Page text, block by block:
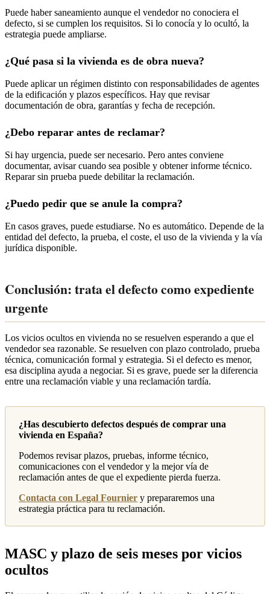
Puede haber saneamiento aunque el vendedor no conociera el
defecto, si se cumplen los requisitos. Si lo conocía y lo ocultó, la
estrategia puede ampliarse.
¿Qué pasa si la vivienda es de obra nueva?
Puede aplicar un régimen distinto con responsabilidades de agentes
de la edificación y plazos específicos. Hay que revisar
documentación de obra, garantías y fecha de recepción.
¿Debo reparar antes de reclamar?
Si hay urgencia, puede ser necesario. Pero antes conviene
documentar, avisar cuando sea posible y obtener informe técnico.
Reparar sin prueba puede debilitar la reclamación.
¿Puedo pedir que se anule la compra?
En casos graves, puede estudiarse. No es automático. Depende de la
entidad del defecto, la prueba, el coste, el uso de la vivienda y la vía
jurídica disponible.
Conclusión: trata el defecto como expediente
urgente
Los vicios ocultos en vivienda no se resuelven esperando a que el
vendedor sea razonable. Se resuelven con plazo controlado, prueba
técnica, comunicación formal y estrategia. Si el defecto es menor,
esa disciplina ayuda a negociar. Si es grave, puede ser la diferencia
entre una reclamación viable y una reclamación tardía.
¿Has descubierto defectos después de comprar una
vivienda en España?
Podemos revisar plazos, pruebas, informe técnico,
comunicaciones con el vendedor y la mejor vía de
reclamación antes de que el expediente pierda fuerza.
Contacta con Legal Fournier y prepararemos una
estrategia práctica para tu reclamación.
MASC y plazo de seis meses por vicios
ocultos